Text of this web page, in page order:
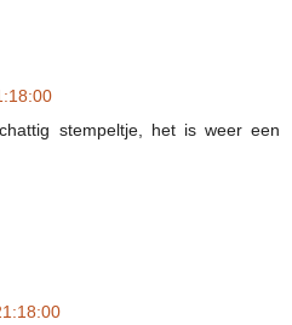
stempeltje, het is weer een